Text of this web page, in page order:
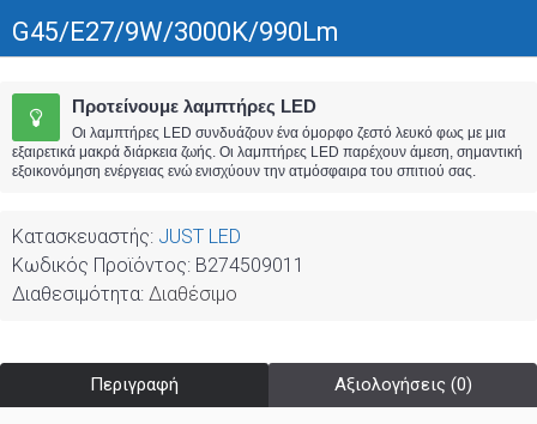
G45/E27/9W/3000K/990Lm
Προτείνουμε λαμπτήρες LED
Οι λαμπτήρες LED συνδυάζουν ένα όμορφο ζεστό λευκό φως με μια
εξαιρετικά μακρά διάρκεια ζωής. Οι λαμπτήρες LED παρέχουν άμεση, σημαντική
εξοικονόμηση ενέργειας ενώ ενισχύουν την ατμόσφαιρα του σπιτιού σας.
Κατασκευαστής: JUST LED
Κωδικός Προϊόντος: B274509011
Διαθεσιμότητα: Διαθέσιμο
Περιγραφή Αξιολογήσεις (0)